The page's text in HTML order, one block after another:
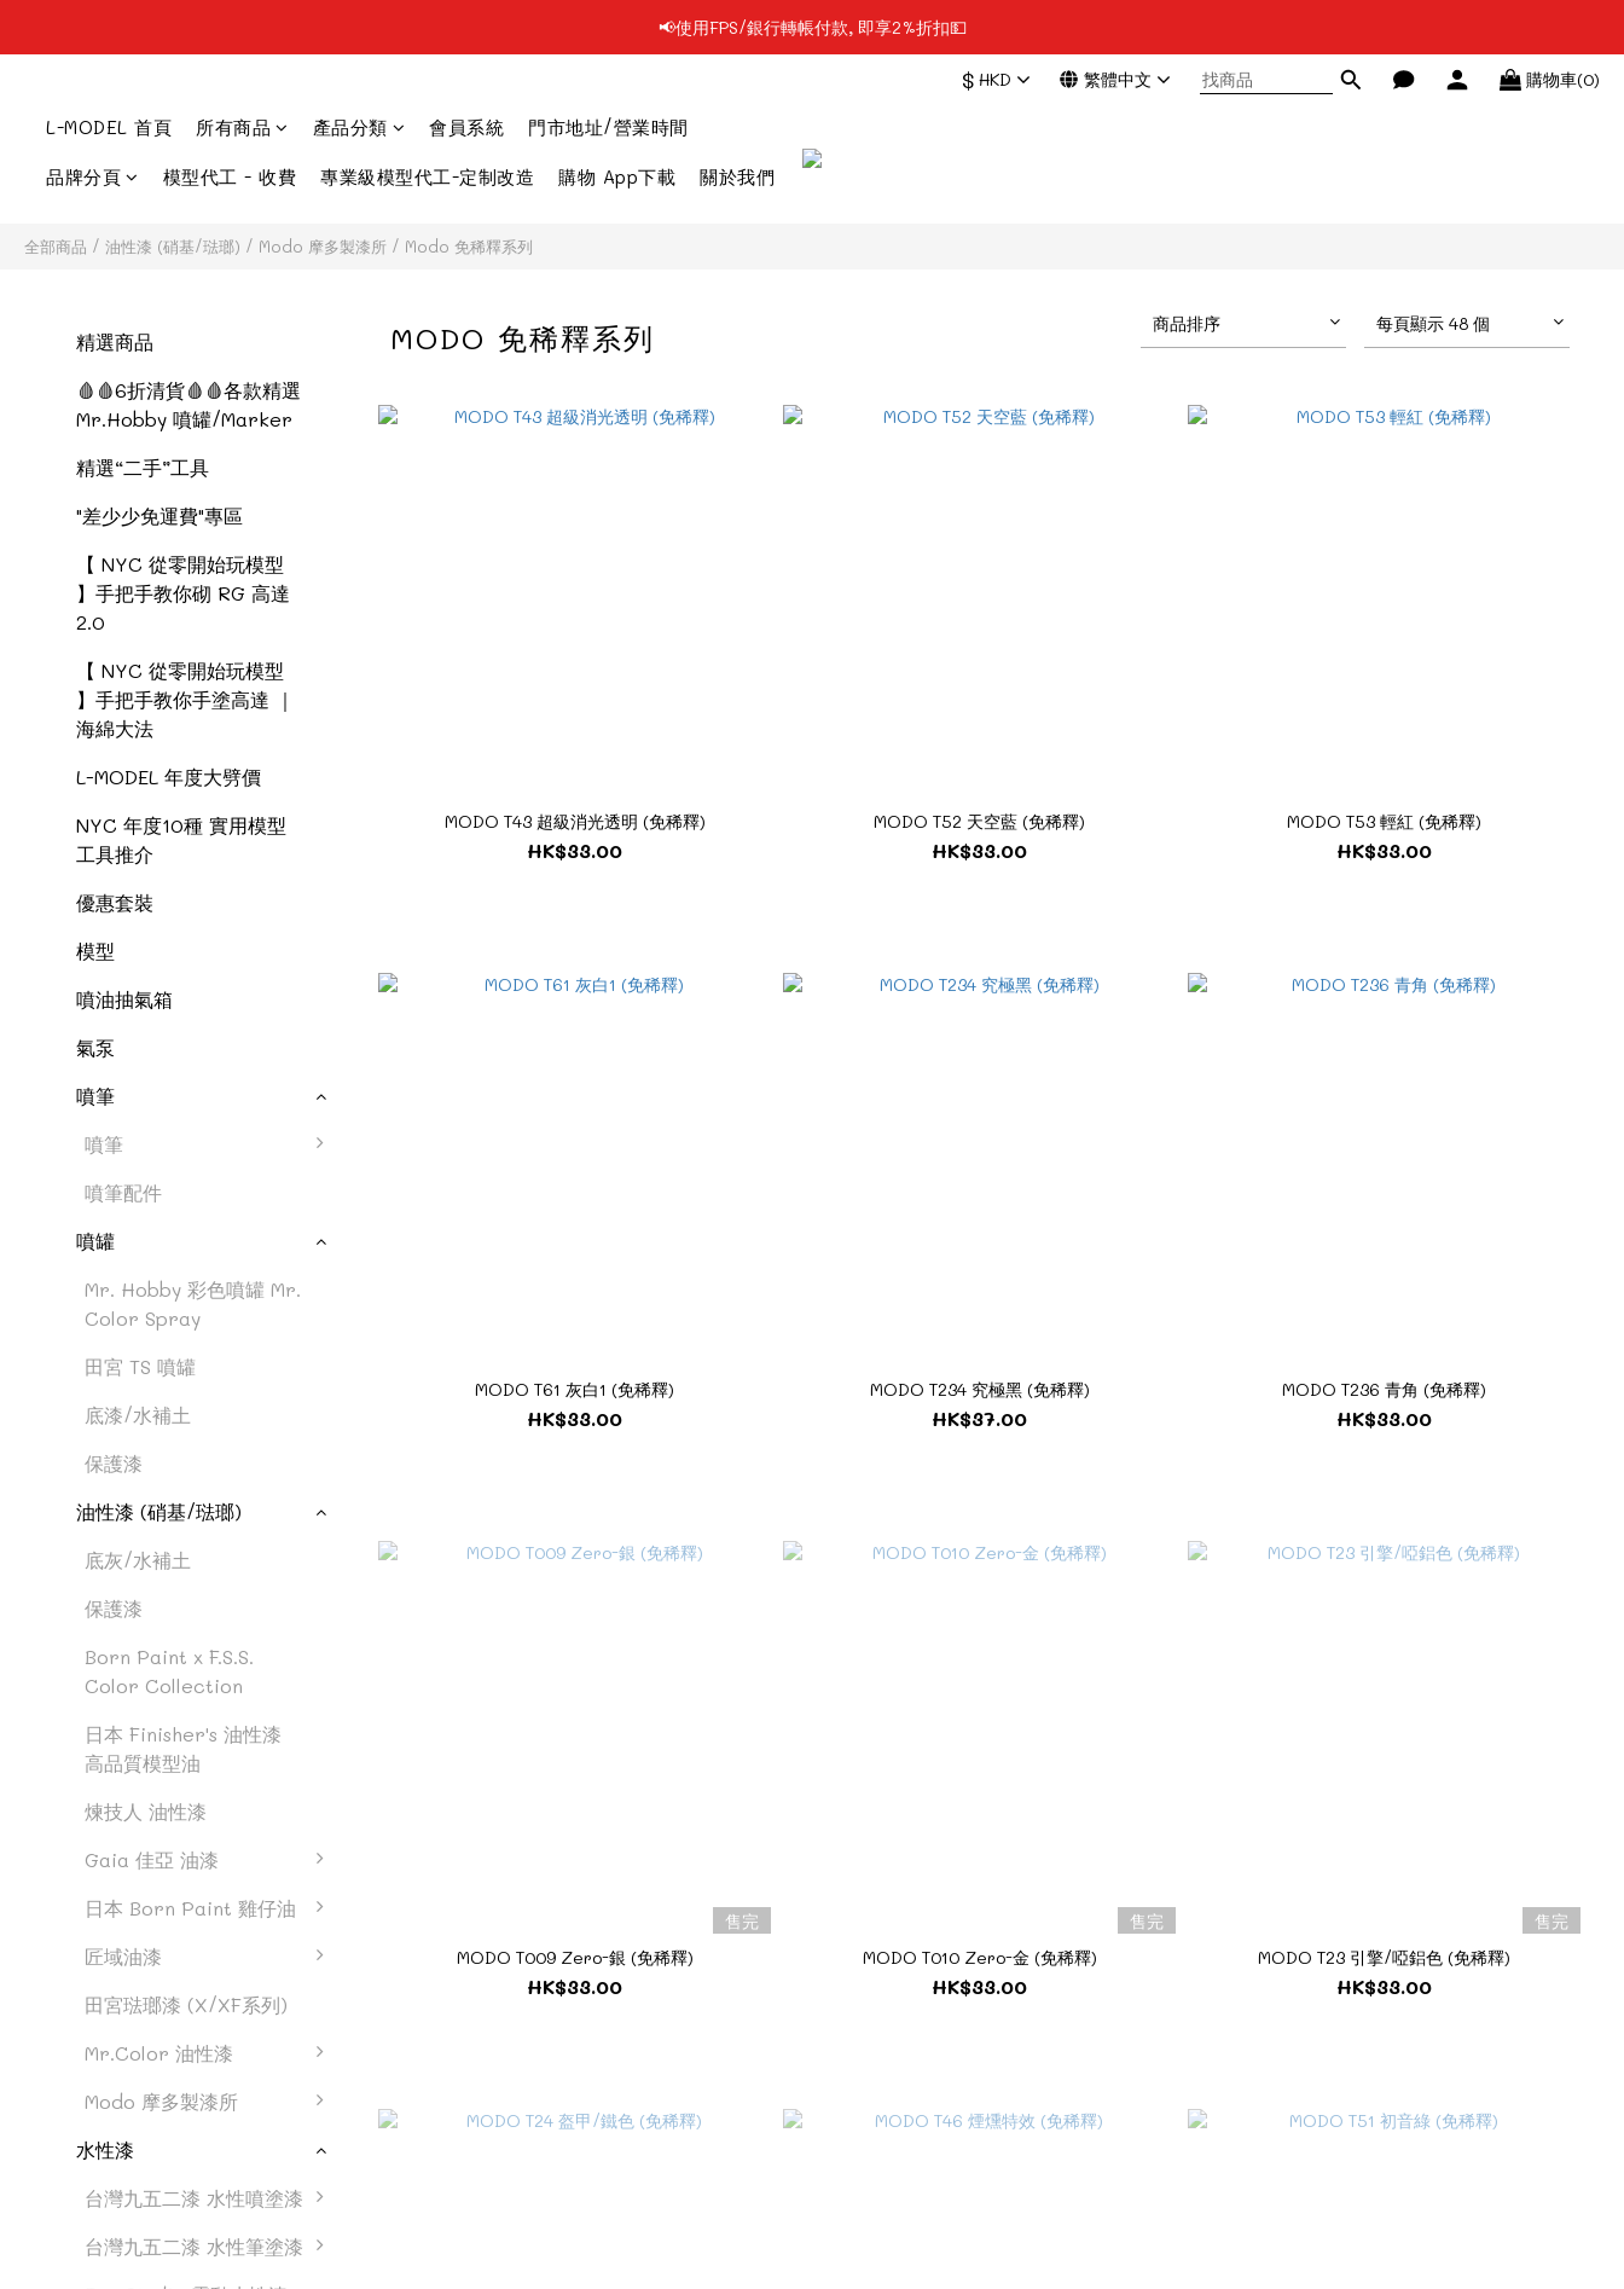
📢凡購物滿$199 順豐自提點免運費📦📦
📢使用FPS/銀行轉帳付款, 即享2%折扣💵
$ HKD 繁體中文 購物車(0)
L-MODEL 首頁 所有商品 產品分類 會員系統 門市地址/營業時間
品牌分頁 模型代工 - 收費 專業級模型代工-定制改造 購物 App下載 關於我們
全部商品 / 油性漆 (硝基/琺瑯) / Modo 摩多製漆所 / Modo 免稀釋系列
精選商品
🩸🩸6折清貨🩸🩸各款精選
Mr.Hobby 噴罐/Marker
精選“二手”工具
"差少少免運費"專區
【 NYC 從零開始玩模型
】手把手教你砌 RG 高達
2.0
【 NYC 從零開始玩模型
】手把手教你手塗高達 ｜
海綿大法
L-MODEL 年度大劈價
NYC 年度10種 實用模型
工具推介
優惠套裝
模型
噴油抽氣箱
氣泵
噴筆
噴筆
噴筆配件
噴罐
Mr. Hobby 彩色噴罐 Mr.
Color Spray
田宮 TS 噴罐
底漆/水補土
保護漆
油性漆 (硝基/琺瑯)
底灰/水補土
保護漆
Born Paint x F.S.S.
Color Collection
日本 Finisher's 油性漆
高品質模型油
煉技人 油性漆
Gaia 佳亞 油漆
日本 Born Paint 雞仔油
匠域油漆
田宮琺瑯漆 (X/XF系列)
Mr.Color 油性漆
Modo 摩多製漆所
水性漆
台灣九五二漆 水性噴塗漆
台灣九五二漆 水性筆塗漆
MODO 免稀釋系列 商品排序 每頁顯示 48 個
MODO T43 超級消光透明 (免稀釋)
HK$33.00
MODO T52 天空藍 (免稀釋)
HK$33.00
MODO T53 輕紅 (免稀釋)
HK$33.00
MODO T61 灰白1 (免稀釋)
HK$33.00
MODO T234 究極黑 (免稀釋)
HK$37.00
MODO T236 青角 (免稀釋)
HK$33.00
售完
MODO T009 Zero-銀 (免稀釋)
HK$33.00
售完
MODO T010 Zero-金 (免稀釋)
HK$33.00
售完
MODO T23 引擎/啞鋁色 (免稀釋)
HK$33.00